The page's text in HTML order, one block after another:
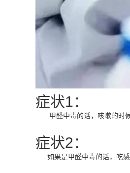
症状1：
甲醛中毒的话，咳嗽的时候
症状2：
如果是甲醛中毒的话，吃感